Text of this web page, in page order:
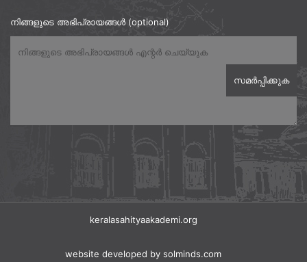
നിങ്ങളുടെ അഭിപ്രായങ്ങൾ (optional)
keralasahityaakademi.org
website developed by solminds.com